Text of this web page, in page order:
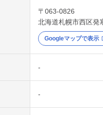
〒063-0826
北海道札幌市西区発
Googleマップで表示
-
-